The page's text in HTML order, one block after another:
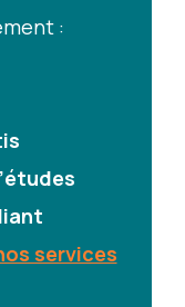
:
services